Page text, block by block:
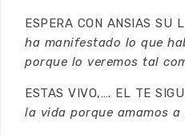
ESPERA CON ANSIAS SU
ha manifestado lo que
porque lo veremos tal
ESTAS VIVO,…. EL TE
la vida porque amamos a